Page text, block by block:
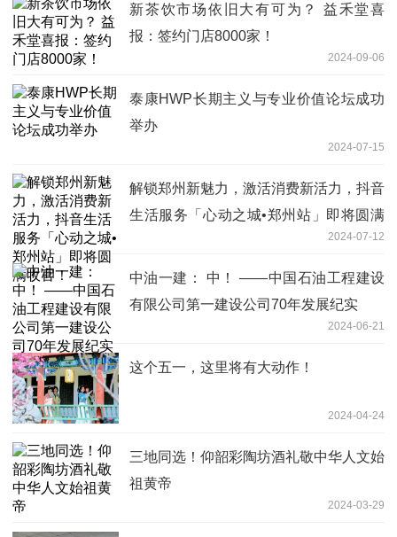
新茶饮市场依旧大有可为？ 益禾堂喜
报：签约门店8000家！
2024-09-06
泰康HWP长期主义与专业价值论坛成功
举办
2024-07-15
解锁郑州新魅力，激活消费新活力，抖音
生活服务「心动之城•郑州站」即将圆满
2024-07-12
中油一建： 中！ ——中国石油工程建设
有限公司第一建设公司70年发展纪实
2024-06-21
这个五一，这里将有大动作！
2024-04-24
三地同选！仰韶彩陶坊酒礼敬中华人文始
祖黄帝
2024-03-29